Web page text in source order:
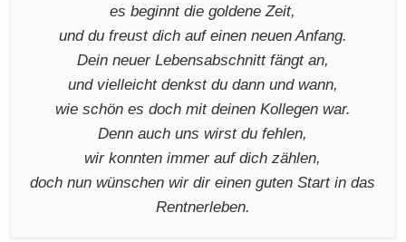
es beginnt die goldene Zeit,
und du freust dich auf einen neuen Anfang.
Dein neuer Lebensabschnitt fängt an,
und vielleicht denkst du dann und wann,
wie schön es doch mit deinen Kollegen war.
Denn auch uns wirst du fehlen,
wir konnten immer auf dich zählen,
doch nun wünschen wir dir einen guten Start in das
Rentnerleben.